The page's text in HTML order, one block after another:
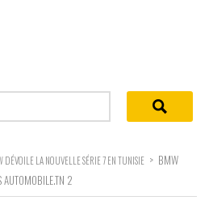
DÉVOILE LA NOUVELLE SÉRIE 7 EN TUNISIE > BMW
AUTOMOBILE.TN 2